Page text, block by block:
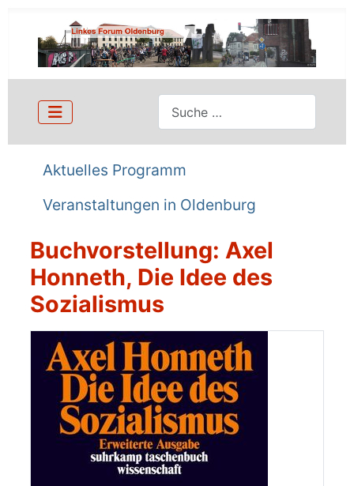
Suchen
Aktuelles Programm
Veranstaltungen in Oldenburg
Buchvorstellung: Axel
Honneth, Die Idee des
Sozialismus
Details